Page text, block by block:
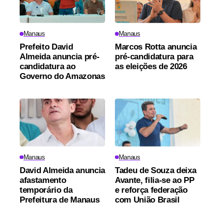
Manaus
Prefeito David
Almeida anuncia pré-
candidatura ao
Governo do Amazonas
Manaus
Marcos Rotta anuncia
pré-candidatura para
as eleições de 2026
Manaus
David Almeida anuncia
afastamento
temporário da
Prefeitura de Manaus
Manaus
Tadeu de Souza deixa
Avante, filia-se ao PP
e reforça federação
com União Brasil